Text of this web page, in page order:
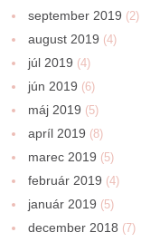
september 2019 (2)
august 2019 (4)
júl 2019 (4)
jún 2019 (6)
máj 2019 (5)
apríl 2019 (8)
marec 2019 (5)
február 2019 (4)
január 2019 (5)
december 2018 (7)